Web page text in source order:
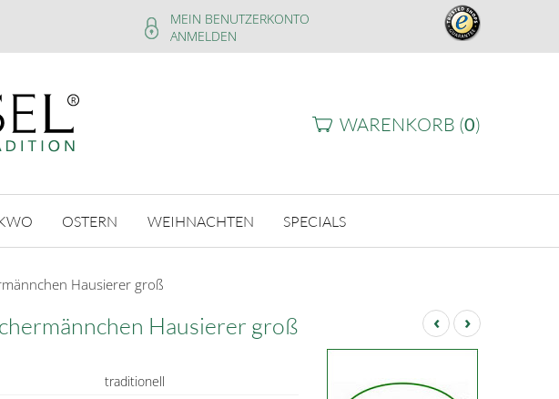
MEIN BENUTZERKONTO
ANMELDEN
WARENKORB (0)
OSTERN WEIHNACHTEN SPECIALS
Hausierer groß
‹ ›
Hausierer groß
traditionell